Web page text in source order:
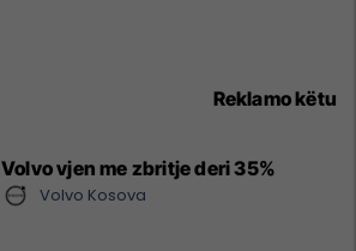
Reklamo këtu
Volvo vjen me zbritje deri 35%
Volvo Kosova